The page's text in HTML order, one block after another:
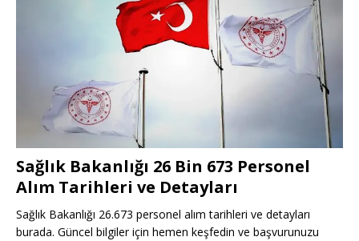
Sağlık Bakanlığı 26 Bin 673 Personel
Alım Tarihleri ve Detayları
Sağlık Bakanlığı 26.673 personel alım tarihleri ve detayları
burada. Güncel bilgiler için hemen keşfedin ve başvurunuzu